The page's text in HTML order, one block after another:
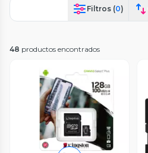
Filtros (0)
48 productos encontrados